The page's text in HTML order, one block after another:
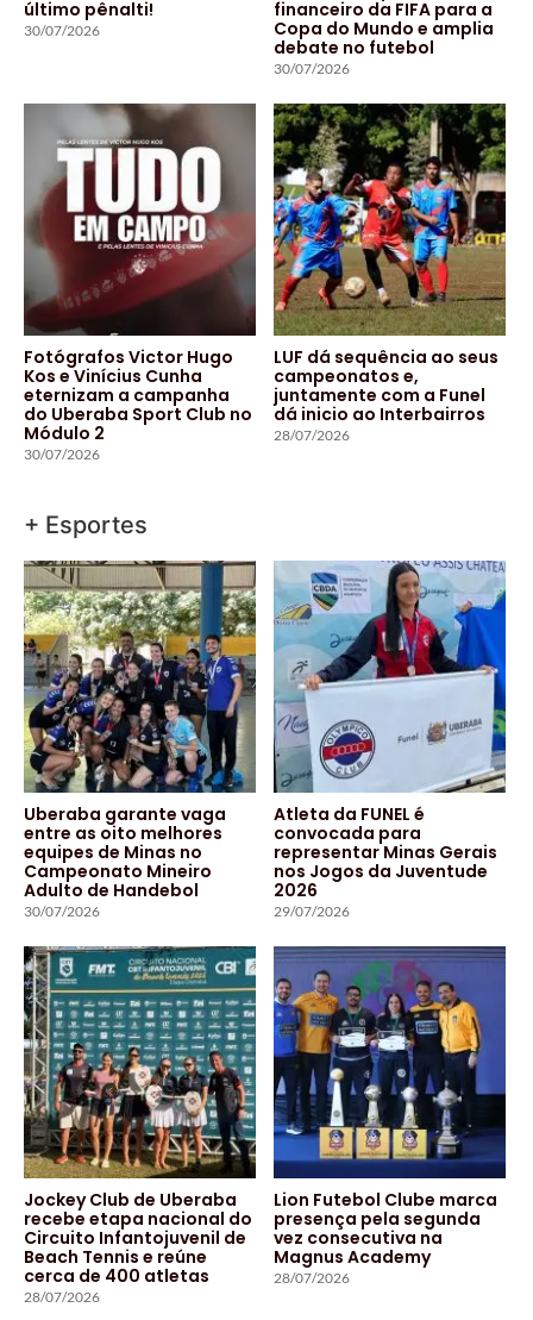
último pênalti!
30/07/2026
financeiro da FIFA para a
Copa do Mundo e amplia
debate no futebol
30/07/2026
Fotógrafos Victor Hugo
Kos e Vinícius Cunha
eternizam a campanha
do Uberaba Sport Club no
Módulo 2
30/07/2026
LUF dá sequência ao seus
campeonatos e,
juntamente com a Funel
dá inicio ao Interbairros
28/07/2026
+ Esportes
Uberaba garante vaga
entre as oito melhores
equipes de Minas no
Campeonato Mineiro
Adulto de Handebol
30/07/2026
Atleta da FUNEL é
convocada para
representar Minas Gerais
nos Jogos da Juventude
2026
29/07/2026
Jockey Club de Uberaba
recebe etapa nacional do
Circuito Infantojuvenil de
Beach Tennis e reúne
cerca de 400 atletas
28/07/2026
Lion Futebol Clube marca
presença pela segunda
vez consecutiva na
Magnus Academy
28/07/2026